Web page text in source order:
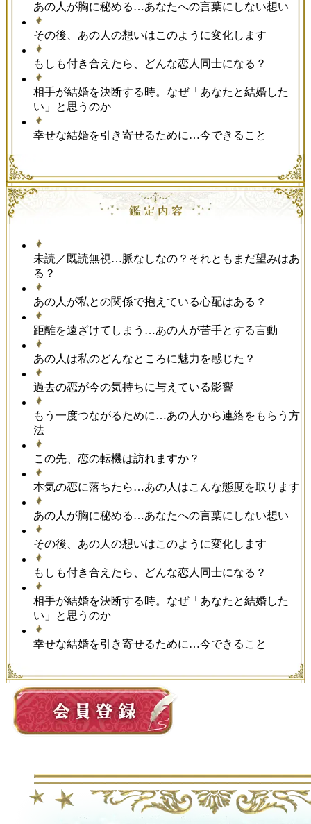
あの人が胸に秘める…あなたへの言葉にしない想い
その後、あの人の想いはこのように変化します
もしも付き合えたら、どんな恋人同士になる？
相手が結婚を決断する時。なぜ「あなたと結婚した
い」と思うのか
幸せな結婚を引き寄せるために…今できること
未読／既読無視…脈なしなの？それともまだ望みはあ
る？
あの人が私との関係で抱えている心配はある？
距離を遠ざけてしまう…あの人が苦手とする言動
あの人は私のどんなところに魅力を感じた？
過去の恋が今の気持ちに与えている影響
もう一度つながるために…あの人から連絡をもらう方
法
この先、恋の転機は訪れますか？
本気の恋に落ちたら…あの人はこんな態度を取ります
あの人が胸に秘める…あなたへの言葉にしない想い
その後、あの人の想いはこのように変化します
もしも付き合えたら、どんな恋人同士になる？
相手が結婚を決断する時。なぜ「あなたと結婚した
い」と思うのか
幸せな結婚を引き寄せるために…今できること